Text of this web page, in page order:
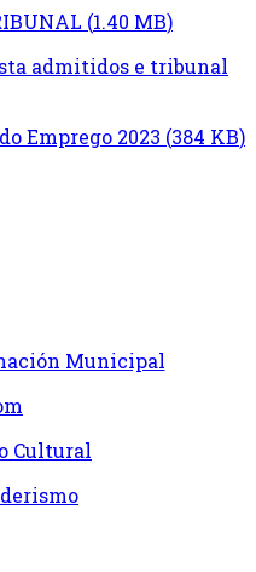
(1.40 MB)
admitidos e tribunal
Emprego 2023 (384 KB)